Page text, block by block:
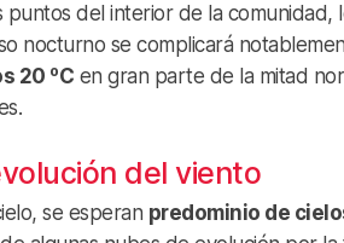
puntos del interior de la comunidad,
nocturno se complicará
20 ºC en gran parte de la mitad
del viento
se esperan predominio de